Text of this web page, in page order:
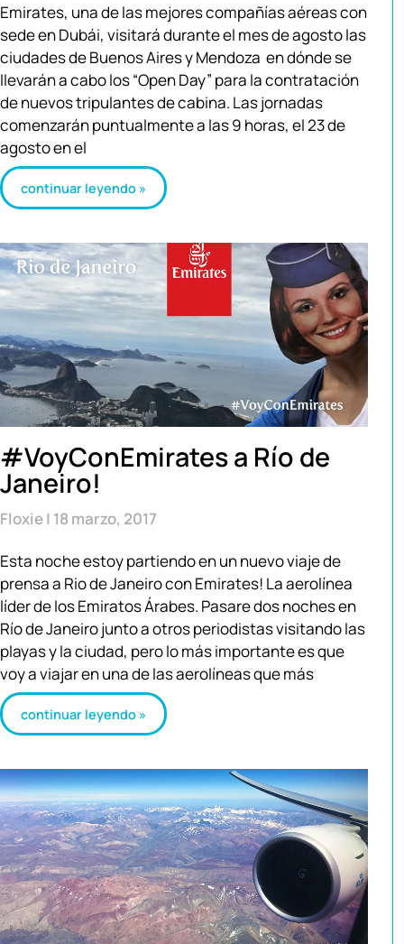
Emirates, una de las mejores compañías aéreas con
sede en Dubái, visitará durante el mes de agosto las
ciudades de Buenos Aires y Mendoza en dónde se
llevarán a cabo los “Open Day” para la contratación
de nuevos tripulantes de cabina. Las jornadas
comenzarán puntualmente a las 9 horas, el 23 de
agosto en el
continuar leyendo »
#VoyConEmirates a Río de
Janeiro!
Floxie 18 marzo, 2017
Esta noche estoy partiendo en un nuevo viaje de
prensa a Rio de Janeiro con Emirates! La aerolínea
líder de los Emiratos Árabes. Pasare dos noches en
Río de Janeiro junto a otros periodistas visitando las
playas y la ciudad, pero lo más importante es que
voy a viajar en una de las aerolíneas que más
continuar leyendo »